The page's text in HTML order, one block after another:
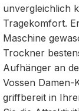
unvergleichlich
Tragekomfort.
Maschine
Trockner
Aufhänger an
Vossen
griffbereit in